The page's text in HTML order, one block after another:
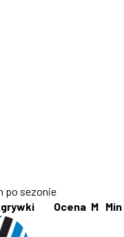
po sezonie
Ocena M Min